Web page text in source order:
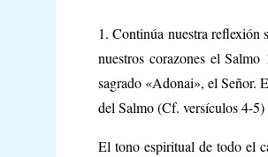
1. Continúa nuestra reflexión
nuestros corazones el
sagrado «Adonai», el Señor.
del Salmo (Cf. versículos 4-
El tono espiritual de todo el